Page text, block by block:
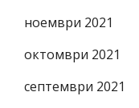
ноември 2021
октомври 2021
септември 2021